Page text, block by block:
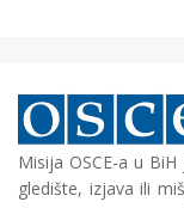
Misija OSCE-a u
gledište, izjava ili